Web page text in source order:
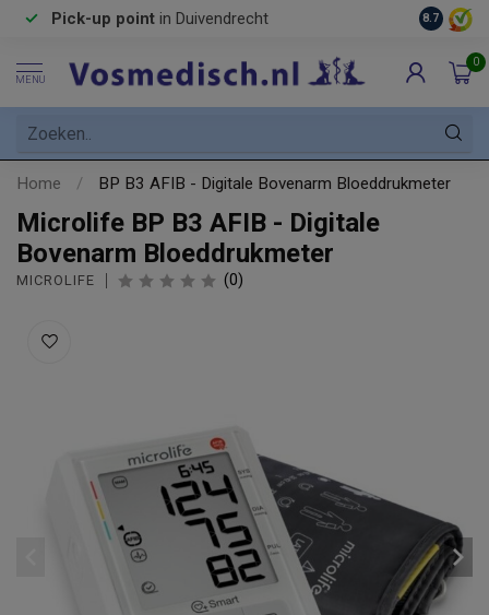
Pick-up point in Duivendrecht 8.7
MENU
0
Home / BP B3 AFIB - Digitale Bovenarm Bloeddrukmeter
Microlife BP B3 AFIB - Digitale
Bovenarm Bloeddrukmeter
MICROLIFE (0)